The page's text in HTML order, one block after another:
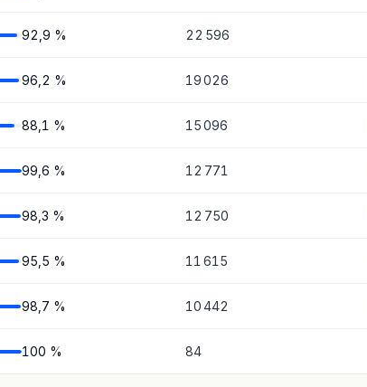
92,9 % 22 596
96,2 % 19 026
88,1 % 15 096
99,6 % 12 771
98,3 % 12 750
95,5 % 11 615
98,7 % 10 442
100 % 84